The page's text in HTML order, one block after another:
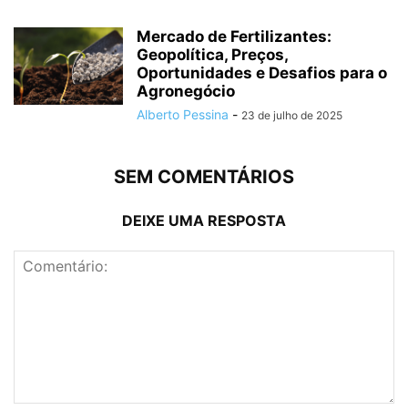
Mercado de Fertilizantes:
Geopolítica, Preços,
Oportunidades e Desafios para o
Agronegócio
Alberto Pessina - 23 de julho de 2025
SEM COMENTÁRIOS
DEIXE UMA RESPOSTA